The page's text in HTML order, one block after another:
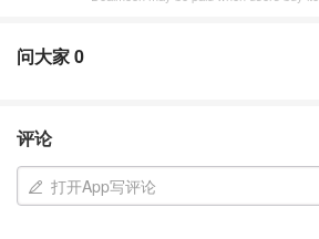
问大家0
评论
打开App写评论